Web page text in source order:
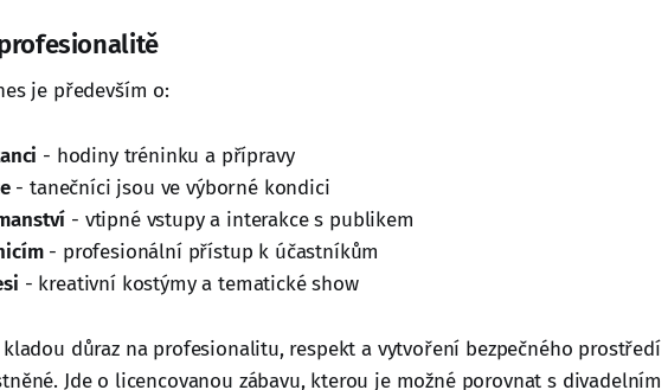
je především o:
- hodiny tréninku a přípravy
- tanečníci jsou ve výborné kondici
- vtipné vstupy a interakce s publikem
- profesionální přístup k účastníkům
- kreativní kostýmy a tematické show
důraz na profesionalitu, respekt a vytvoření bezpečného prostředí
Jde o licencovanou zábavu, kterou je možné porovnat s divadelním